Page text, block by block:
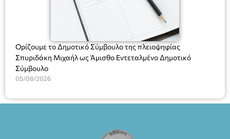
Ορίζουμε το Δημοτικό Σύμβουλο της πλειοψηφίας
Σπυριδάκη Μιχαήλ ως Άμισθο Εντεταλμένο Δημοτικό
Σύμβουλο
05/08/2026